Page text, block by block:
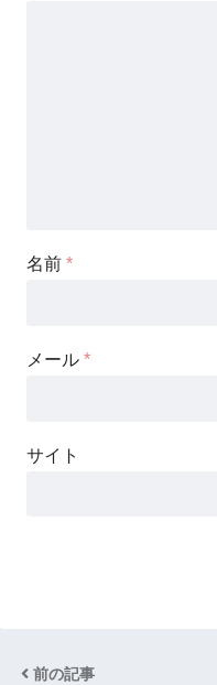
名前 *
メール *
サイト
前の記事